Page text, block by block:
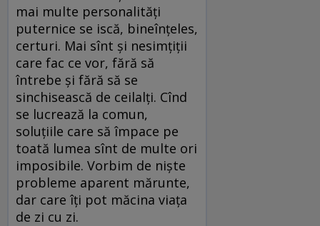
mai multe personalități
puternice se iscă, bineînțeles,
certuri. Mai sînt și nesimțiții
care fac ce vor, fără să
întrebe și fără să se
sinchisească de ceilalți. Cînd
se lucrează la comun,
soluțiile care să împace pe
toată lumea sînt de multe ori
imposibile. Vorbim de niște
probleme aparent mărunte,
dar care îți pot măcina viața
de zi cu zi.